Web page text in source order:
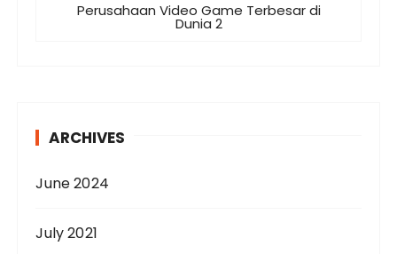
Perusahaan Video Game Terbesar di
Dunia 2
ARCHIVES
June 2024
July 2021